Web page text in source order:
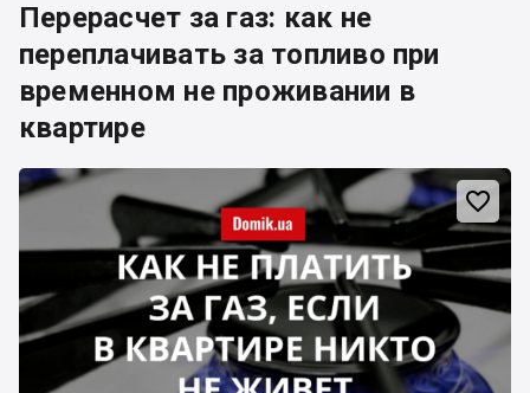
Перерасчет за газ: как не
переплачивать за топливо при
временном не проживании в
квартире
